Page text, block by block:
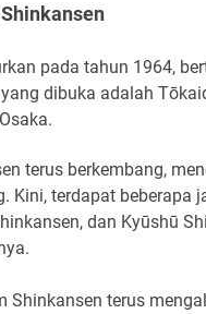
pada tahun 1964,
dibuka adalah
terus berkembang,
Kini, terdapat beberapa
dan Kyūshū
Shinkansen terus